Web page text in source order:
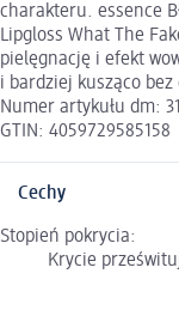
charakteru. essence
Lipgloss What The
pielęgnację i efekt
i bardziej kusząco
Numer artykułu dm:
GTIN: 4059729585158
Cechy
Stopień pokrycia:
Krycie